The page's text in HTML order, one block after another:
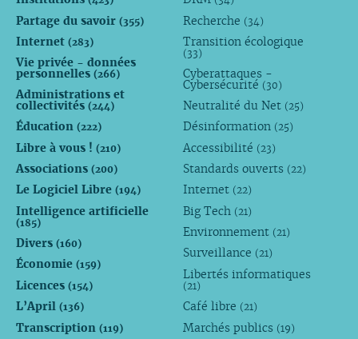
Partage du savoir (355)
Internet (283)
Vie privée - données
personnelles (266)
Administrations et
collectivités (244)
Éducation (222)
Libre à vous ! (210)
Associations (200)
Le Logiciel Libre (194)
Intelligence artificielle
(185)
Divers (160)
Économie (159)
Licences (154)
L’April (136)
Transcription (119)
Recherche (34)
Transition écologique
(33)
Cyberattaques -
Cybersécurité (30)
Neutralité du Net (25)
Désinformation (25)
Accessibilité (23)
Standards ouverts (22)
Internet (22)
Big Tech (21)
Environnement (21)
Surveillance (21)
Libertés informatiques
(21)
Café libre (21)
Marchés publics (19)